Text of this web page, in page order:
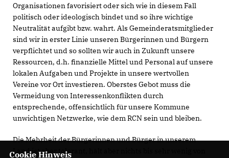
Organisationen favorisiert oder sich wie in diesem Fall
politisch oder ideologisch bindet und so ihre wichtige
Neutralität aufgibt bzw. wahrt. Als Gemeinderatsmitglieder
sind wir in erster Linie unseren Bürgerinnen und Bürgern
verpflichtet und so sollten wir auch in Zukunft unsere
Ressourcen, d.h. finanzielle Mittel und Personal auf unsere
lokalen Aufgaben und Projekte in unsere wertvollen
Vereine vor Ort investieren. Oberstes Gebot muss die
Vermeidung von Interessenkonflikten durch
entsprechende, offensichtlich für unsere Kommune
unwichtigen Netzwerke, wie dem RCN sein und bleiben.
Die Mehrheit der Bürgerinnen und Bürger in unserem
Land ist aber tolerant, hält aber nichts bis sehr wenig von
Cookie Hinweis